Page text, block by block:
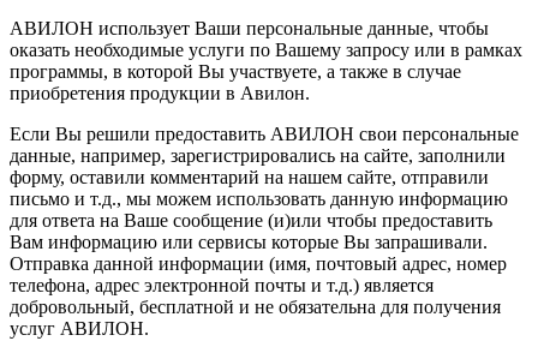
АВИЛОН использует Ваши персональные данные, чтобы
оказать необходимые услуги по Вашему запросу или в рамках
программы, в которой Вы участвуете, а также в случае
приобретения продукции в Авилон.
Если Вы решили предоставить АВИЛОН свои персональные
данные, например, зарегистрировались на сайте, заполнили
форму, оставили комментарий на нашем сайте, отправили
письмо и т.д., мы можем использовать данную информацию
для ответа на Ваше сообщение (и)или чтобы предоставить
Вам информацию или сервисы которые Вы запрашивали.
Отправка данной информации (имя, почтовый адрес, номер
телефона, адрес электронной почты и т.д.) является
добровольный, бесплатной и не обязательна для получения
услуг АВИЛОН.